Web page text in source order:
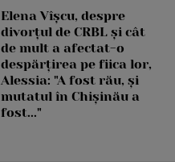
Elena Vîșcu, despre
divorțul de CRBL și cât
de mult a afectat-o
despărțirea pe fiica lor,
Alessia: "A fost rău, și
mutatul în Chișinău a
fost..."